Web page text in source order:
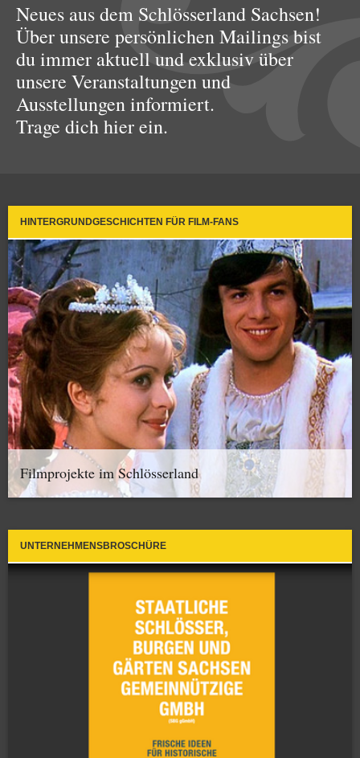
Neues aus dem Schlösserland Sachsen!
Über unsere persönlichen Mailings bist
du immer aktuell und exklusiv über
unsere Veranstaltungen und
Ausstellungen informiert.
Trage dich hier ein.
HINTERGRUNDGESCHICHTEN FÜR FILM-FANS
Filmprojekte im Schlösserland
UNTERNEHMENSBROSCHÜRE